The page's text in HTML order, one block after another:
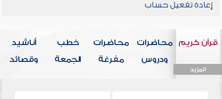
إعادة تفعيل حساب
قرآن كريم
المزيد
محاضرات
ودروس
محاضرات
مفرغة
خطب
الجمعة
أناشيد
وقصائد